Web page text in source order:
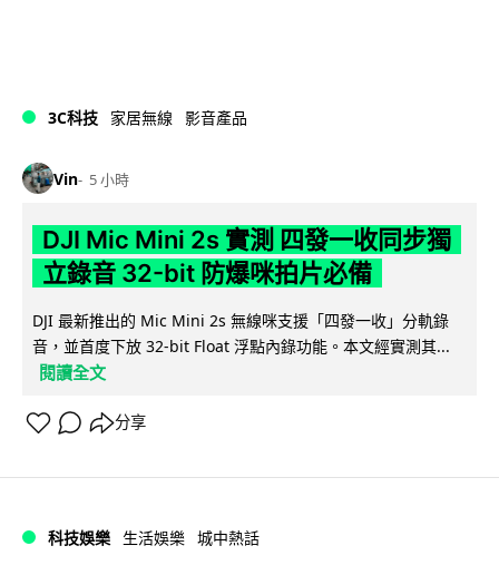
3C科技 家居無線 影音產品
Vin 5 小時
DJI Mic Mini 2s 實測 四發一收同步獨
立錄音 32-bit 防爆咪拍片必備
DJI 最新推出的 Mic Mini 2s 無線咪支援「四發一收」分軌錄
音，並首度下放 32-bit Float 浮點內錄功能。本文經實測其...
閱讀全文
分享
科技娛樂 生活娛樂 城中熱話